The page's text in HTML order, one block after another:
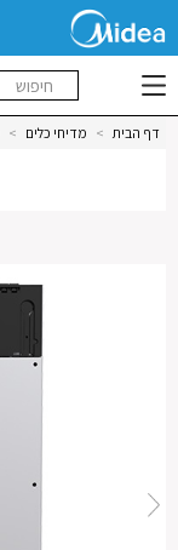
דף הבית > מדיחי כלים >